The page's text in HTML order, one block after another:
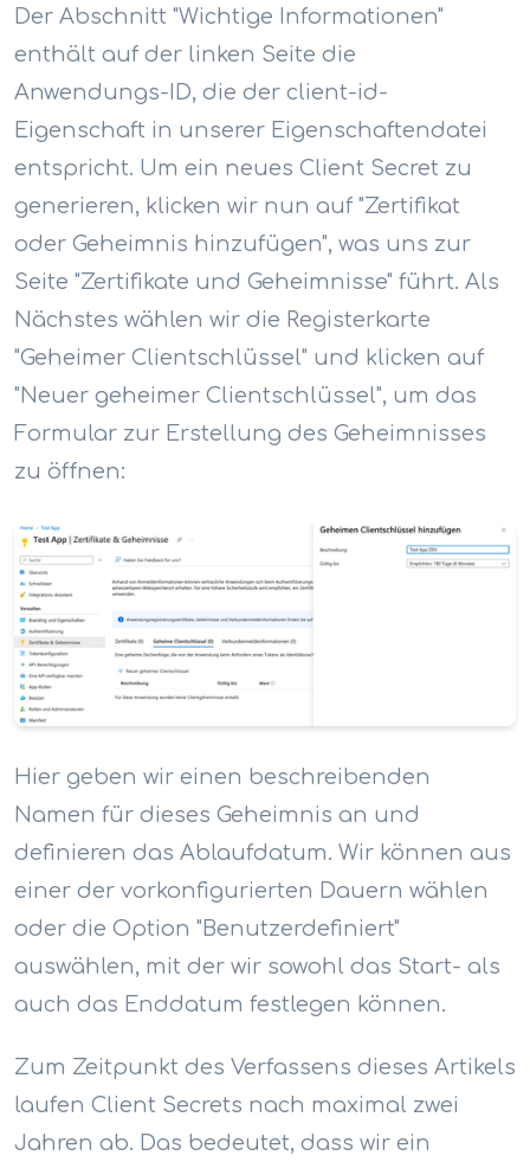
Der Abschnitt "Wichtige Informationen"
enthält auf der linken Seite die
Anwendungs-ID, die der client-id-
Eigenschaft in unserer Eigenschaftendatei
entspricht. Um ein neues Client Secret zu
generieren, klicken wir nun auf "Zertifikat
oder Geheimnis hinzufügen", was uns zur
Seite "Zertifikate und Geheimnisse" führt. Als
Nächstes wählen wir die Registerkarte
"Geheimer Clientschlüssel" und klicken auf
"Neuer geheimer Clientschlüssel", um das
Formular zur Erstellung des Geheimnisses
zu öffnen:
Hier geben wir einen beschreibenden
Namen für dieses Geheimnis an und
definieren das Ablaufdatum. Wir können aus
einer der vorkonfigurierten Dauern wählen
oder die Option "Benutzerdefiniert"
auswählen, mit der wir sowohl das Start- als
auch das Enddatum festlegen können.
Zum Zeitpunkt des Verfassens dieses Artikels
laufen Client Secrets nach maximal zwei
Jahren ab. Das bedeutet, dass wir ein